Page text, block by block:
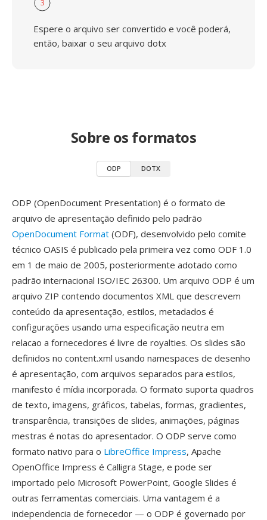
3
Espere o arquivo ser convertido e você poderá,
então, baixar o seu arquivo dotx
Sobre os formatos
ODP DOTX
ODP (OpenDocument Presentation) é o formato de
arquivo de apresentação definido pelo padrão
OpenDocument Format (ODF), desenvolvido pelo comite
técnico OASIS é publicado pela primeira vez como ODF 1.0
em 1 de maio de 2005, posteriormente adotado como
padrão internacional ISO/IEC 26300. Um arquivo ODP é um
arquivo ZIP contendo documentos XML que descrevem
conteúdo da apresentação, estilos, metadados é
configurações usando uma especificação neutra em
relacao a fornecedores é livre de royalties. Os slides são
definidos no content.xml usando namespaces de desenho
é apresentação, com arquivos separados para estilos,
manifesto é mídia incorporada. O formato suporta quadros
de texto, imagens, gráficos, tabelas, formas, gradientes,
transparência, transições de slides, animações, páginas
mestras é notas do apresentador. O ODP serve como
formato nativo para o LibreOffice Impress, Apache
OpenOffice Impress é Calligra Stage, e pode ser
importado pelo Microsoft PowerPoint, Google Slides é
outras ferramentas comerciais. Uma vantagem é a
independencia de fornecedor — o ODP é governado por